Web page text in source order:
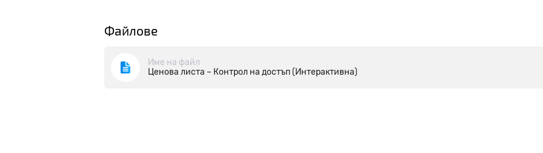
Файлове
Име на файл
Ценова листа – Контрол на достъп (Интерактивна)